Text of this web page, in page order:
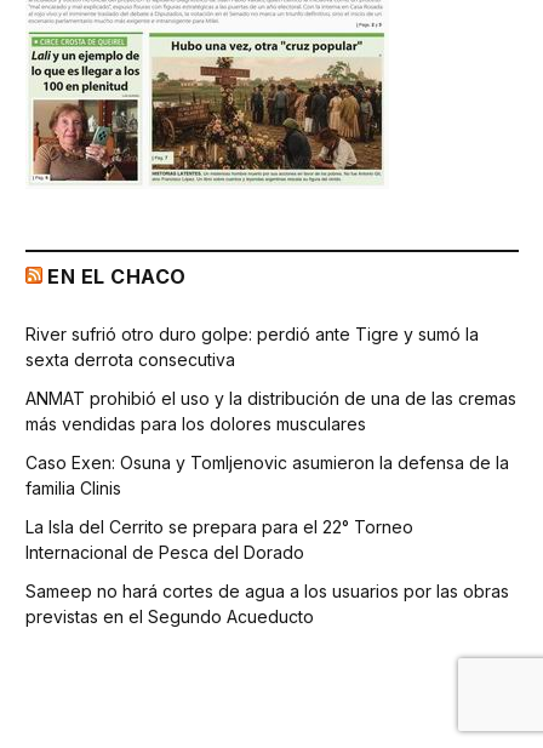
EN EL CHACO
River sufrió otro duro golpe: perdió ante Tigre y sumó la
sexta derrota consecutiva
ANMAT prohibió el uso y la distribución de una de las cremas
más vendidas para los dolores musculares
Caso Exen: Osuna y Tomljenovic asumieron la defensa de la
familia Clinis
La Isla del Cerrito se prepara para el 22° Torneo
Internacional de Pesca del Dorado
Sameep no hará cortes de agua a los usuarios por las obras
previstas en el Segundo Acueducto